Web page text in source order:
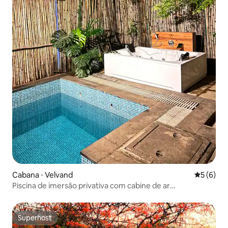
Cabana ⋅ Velvand 5 de
5 (6)
Piscina de imersão privativa com cabine de ar
Superhost
Superhost